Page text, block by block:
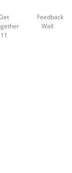
11
Feedback
Wall